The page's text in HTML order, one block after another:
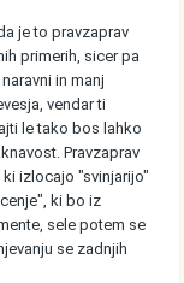
je to pravzaprav
primerih, sicer pa
in manj
vendar ti
le tako bos lahko
Pravzaprav
izlocajo "svinjarijo"
ki bo iz
sele potem se
se zadnjih